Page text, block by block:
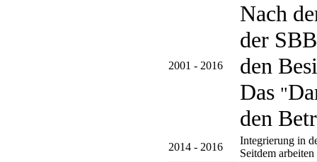
2001 - 2016
Nach
der
den
Das "
den
2014 - 2016
Integrierung in
Seitdem